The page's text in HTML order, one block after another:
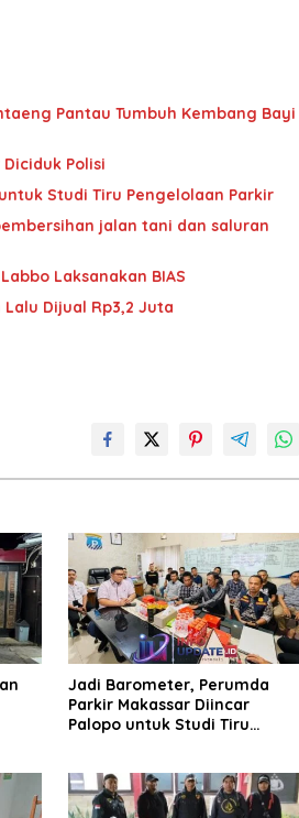
Pantau Tumbuh Kembang Bayi
Polisi
Studi Tiru Pengelolaan Parkir
jalan tani dan saluran
Laksanakan BIAS
Dijual Rp3,2 Juta
Jadi Barometer, Perumda
Parkir Makassar Diincar
Palopo untuk Studi Tiru